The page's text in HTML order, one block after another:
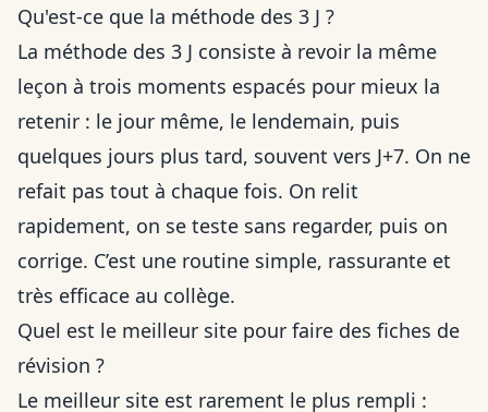
Qu'est-ce que la méthode des 3 J ?
La méthode des 3 J consiste à revoir la même
leçon à trois moments espacés pour mieux la
retenir : le jour même, le lendemain, puis
quelques jours plus tard, souvent vers J+7. On ne
refait pas tout à chaque fois. On relit
rapidement, on se teste sans regarder, puis on
corrige. C’est une routine simple, rassurante et
très efficace au collège.
Quel est le meilleur site pour faire des fiches de
révision ?
Le meilleur site est rarement le plus rempli :